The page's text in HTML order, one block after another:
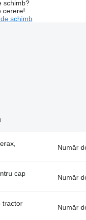
schimb?
cerere!
schimb
Număr
cap Număr
tractor Număr